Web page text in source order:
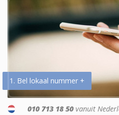
1. Bel lokaal nummer +
010 713 18 50 vanuit